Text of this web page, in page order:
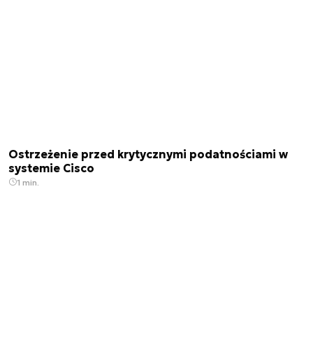
Ostrzeżenie przed krytycznymi podatnościami w
systemie Cisco
1 min.